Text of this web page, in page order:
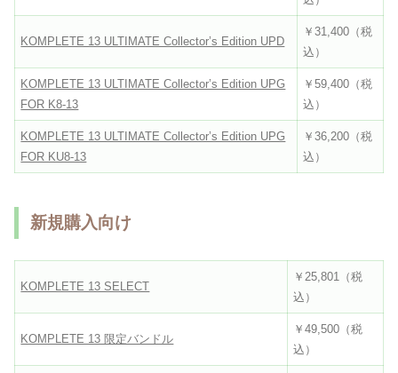
KOMPLETE 13 ULTIMATE Collector’s Edition UPD
￥31,400（税
込）
KOMPLETE 13 ULTIMATE Collector’s Edition UPG
FOR K8-13
￥59,400（税
込）
KOMPLETE 13 ULTIMATE Collector’s Edition UPG
FOR KU8-13
￥36,200（税
込）
新規購入向け
KOMPLETE 13 SELECT
￥25,801（税
込）
KOMPLETE 13 限定バンドル
￥49,500（税
込）